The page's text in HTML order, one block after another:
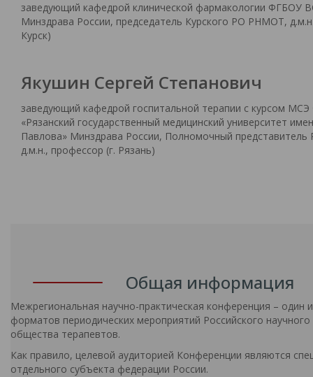
заведующий кафедрой клинической фармакологии ФГБОУ
Минздрава России, председатель Курского РО РНМОТ,
Курск)
Якушин Сергей Степанович
заведующий кафедрой госпитальной терапии с курсом
«Рязанский государственный медицинский университет
Павлова» Минздрава России, Полномочный
д.м.н., профессор (г. Рязань)
Общая информация
Межрегиональная научно-практическая конференция – один
форматов периодических мероприятий Российского
общества терапевтов.
Как правило, целевой аудиторией Конференции являются
отдельного субъекта федерации России.